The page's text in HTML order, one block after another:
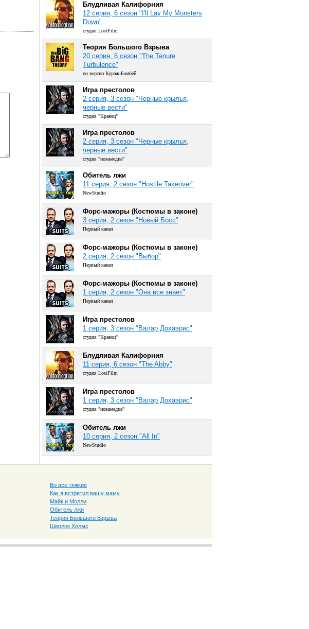
Блудливая Калифорния
12 серия, 6 сезон "I'll Lay My Monsters
Down"
студия LostFilm
Теория Большого Взрыва
20 серия, 6 сезон "The Tenure
Turbulence"
по версии Кураж-Бамбей
Игра престолов
2 серия, 3 сезон "Черные крылья,
черные вести"
студия "Кравец"
Игра престолов
2 серия, 3 сезон "Черные крылья,
черные вести"
студия "новамедиа"
Обитель лжи
11 серия, 2 сезон "Hostile Takeover"
NewStudio
Форс-мажоры (Костюмы в законе)
3 серия, 2 сезон "Новый Босс"
Первый канал
Форс-мажоры (Костюмы в законе)
2 серия, 2 сезон "Выбор"
Первый канал
Форс-мажоры (Костюмы в законе)
1 серия, 2 сезон "Она все знает"
Первый канал
Игра престолов
1 серия, 3 сезон "Валар Дохаэрис"
студия "Кравец"
Блудливая Калифорния
11 серия, 6 сезон "The Abby"
студия LostFilm
Игра престолов
1 серия, 3 сезон "Валар Дохаэрис"
студия "новамедиа"
Обитель лжи
10 серия, 2 сезон "All In"
NewStudio
Во все тяжкие
Как я встретил вашу маму
Майк и Молли
Обитель лжи
Теория Большого Взрыва
Шерлок Холмс